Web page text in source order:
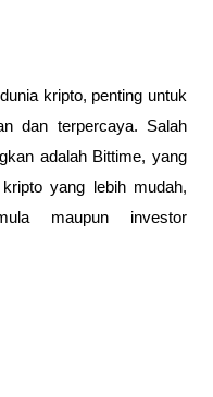
kripto, penting untuk
dan terpercaya. Salah
adalah Bittime, yang
yang lebih mudah,
maupun investor